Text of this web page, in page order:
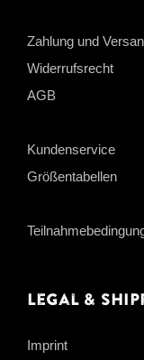
Zahlung und
Widerrufsrecht
AGB
Kundenservice
Größentabellen
Legal &
Imprint